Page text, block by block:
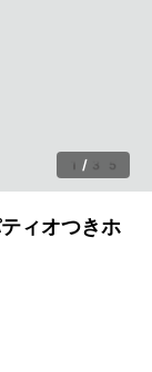
1 / 35
ィオつきホ